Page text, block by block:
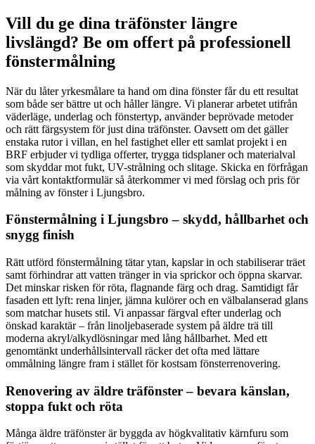
Vill du ge dina träfönster längre
livslängd? Be om offert på professionell
fönstermålning
När du låter yrkesmålare ta hand om dina fönster får du ett resultat
som både ser bättre ut och håller längre. Vi planerar arbetet utifrån
väderläge, underlag och fönstertyp, använder beprövade metoder
och rätt färgsystem för just dina träfönster. Oavsett om det gäller
enstaka rutor i villan, en hel fastighet eller ett samlat projekt i en
BRF erbjuder vi tydliga offerter, trygga tidsplaner och materialval
som skyddar mot fukt, UV-strålning och slitage. Skicka en förfrågan
via vårt kontaktformulär så återkommer vi med förslag och pris för
målning av fönster i Ljungsbro.
Fönstermålning i Ljungsbro – skydd, hållbarhet och
snygg finish
Rätt utförd fönstermålning tätar ytan, kapslar in och stabiliserar träet
samt förhindrar att vatten tränger in via sprickor och öppna skarvar.
Det minskar risken för röta, flagnande färg och drag. Samtidigt får
fasaden ett lyft: rena linjer, jämna kulörer och en välbalanserad glans
som matchar husets stil. Vi anpassar färgval efter underlag och
önskad karaktär – från linoljebaserade system på äldre trä till
moderna akryl/alkydlösningar med lång hållbarhet. Med ett
genomtänkt underhållsintervall räcker det ofta med lättare
ommålning längre fram i stället för kostsam fönsterrenovering.
Renovering av äldre träfönster – bevara känslan,
stoppa fukt och röta
Många äldre träfönster är byggda av högkvalitativ kärnfuru som